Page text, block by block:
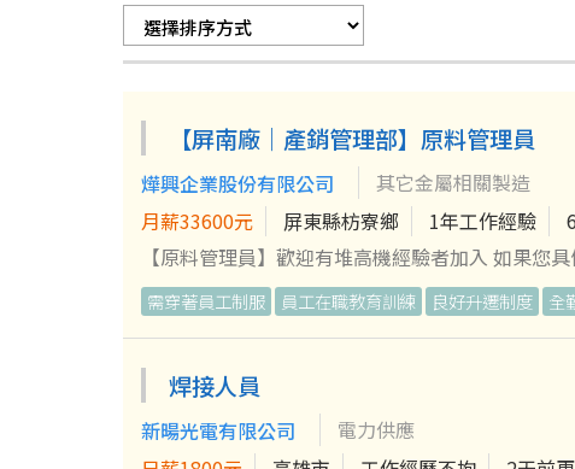
【屏南廠｜產銷管理部】原料管理員
燁興企業股份有限公司
其它金屬相關製造
月薪33600元
屏東縣枋寮鄉 1年工作經驗
【原料管理員】歡迎有堆高機經驗者加入 如果您
理與生產作業順暢。 【工作內容】 1.負責廠內台車操作、板車操作、天車操作等作業。 2.原料相關異動與管理，以及主管
交辦事項。 3.配合產線作業狀況，有時需配合加班。 歡迎這樣的您加入 ✔ 做事細心✔ 配合度高✔ 重視工作安全 ✔
合作精神✔ 能配合現場作業 ––––––––––––––––––––––––––––––––––––––––––––––––––––––––– 【超貼心的燁興福
利】 除了具競爭力的薪資，我們更提供全方位的職涯關懷： 薪酬激勵： 三節獎金、年終獎金、全勤獎金，肯定你的每一
份付出。 生活支持： 生日禮金、結婚補助、生育
制服、完善的內外部教育訓練。 友善職場： 週休
需穿著員工制服 員工在職教育訓練 良好升遷制度 全
焊接人員
新暘光電有限公司
電力供應